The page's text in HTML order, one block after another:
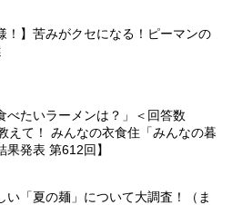
！】苦みがクセになる！ピーマンの
べたいラーメンは？」＜回答数
えて！ みんなの衣食住「みんなの暮
果発表 第612回】
い「夏の麺」について大調査！（ま